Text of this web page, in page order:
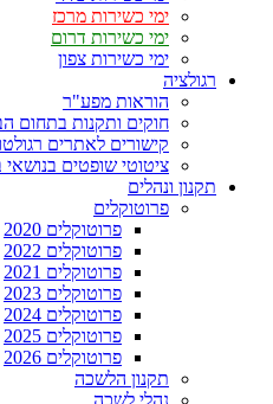
ימי כשירות מרכז
ימי כשירות דרום
ימי כשירות צפון
רגולציה
הוראות מפע"ר
חוקים ותקנות בתחום
קישורים לאתרים
ציטוטי שופטים
תקנון ונהלים
פרוטוקלים
פרוטוקלים 2020
פרוטוקלים 2022
פרוטוקלים 2021
פרוטוקלים 2023
פרוטוקלים 2024
פרוטוקלים 2025
פרוטוקלים 2026
תקנון הלשכה
נהלי לשכה